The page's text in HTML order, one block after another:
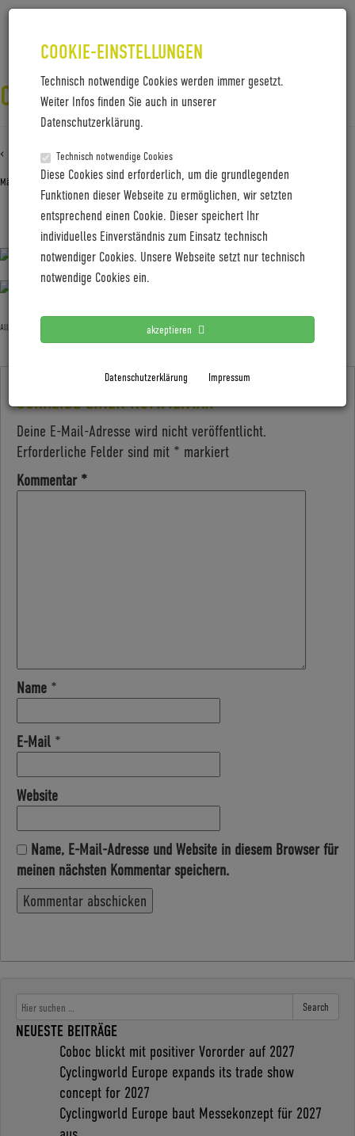
COOKIE-EINSTELLUNGEN
Technisch notwendige Cookies werden immer gesetzt.
Weiter Infos finden Sie auch in unserer
Datenschutzerklärung.
Technisch notwendige Cookies
Diese Cookies sind erforderlich, um die grundlegenden
Funktionen dieser Webseite zu ermöglichen, wir setzten
entsprechend einen Cookie. Dieser speichert Ihr
individuelles Einverständnis zum Einsatz technisch
notwendiger Cookies. Unsere Webseite setzt nur technisch
notwendige Cookies ein.
akzeptieren
Datenschutzerklärung Impressum
CW23-DAY3-NILS_LAENGNER-7481
‹ Zurück zuCW23-Day3-Nils_Laengner-7481
März 4, 2024 Gabi Jung — No Comments
CW23-Day3-Nils_Laengner-7481
Allgemein
SCHREIBE EINEN KOMMENTAR
Deine E-Mail-Adresse wird nicht veröffentlicht.
Erforderliche Felder sind mit * markiert
Kommentar *
Name *
E-Mail *
Website
Name, E-Mail-Adresse und Website in diesem Browser für
meinen nächsten Kommentar speichern.
Search
NEUESTE BEITRÄGE
Coboc blickt mit positiver Vororder auf 2027
Cyclingworld Europe expands its trade show
concept for 2027
Cyclingworld Europe baut Messekonzept für 2027